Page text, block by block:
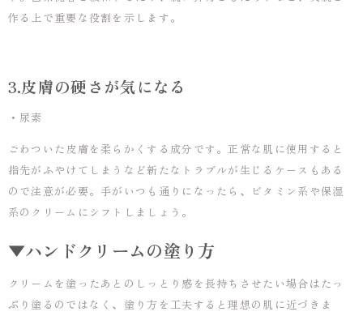
作る上で重要な役割を示します。
3.皮膚の硬さが気になる
・尿素
ごわついた皮膚を柔らかくする成分です。正常な肌に使用すると
指先がふやけてしまうなど新たなトラブルが生じるケースもある
ので注意が必要。手がいつも通りになったら、ビタミン系や保湿
系のクリームにシフトしましょう。
▼ハンドクリームの塗り方
クリームを塗ったあとのしっとり感を長持ちさせたい場合はたっ
ぷり塗るのではなく、塗り方を工夫すると理想の肌に近づきま